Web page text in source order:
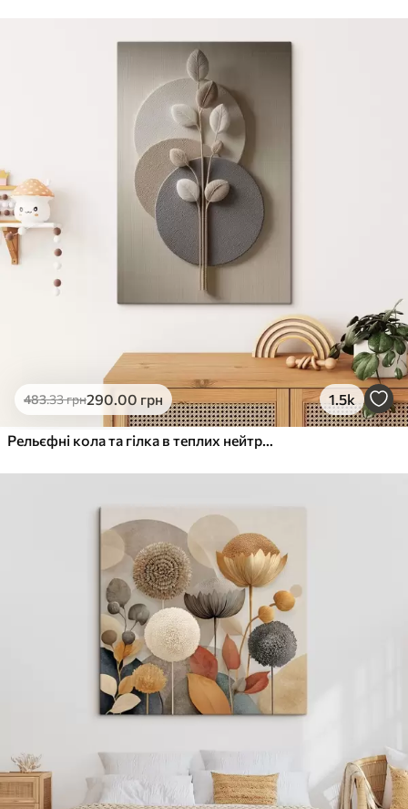
Яскраві, насичені кольори
Стійкість до вицвітання
Безпечне чорнило без запаху
Поверхня з текстурою полотна
Екологічний матеріал
Преміум
Від363
Яскраві, насичені кольори
Стійкість до вицвітання
Безпечне чорнило без запаху
Поверхня з текстурою полотна
Еко-Преміум
.00грн
✓Яскраві, насичені кольори
Поверхня з текстурою полотна
Екологічний матеріал
483.33грн290.00 грн 1.5k
Рельєфні кола та гілка в теплих нейтральних тонах